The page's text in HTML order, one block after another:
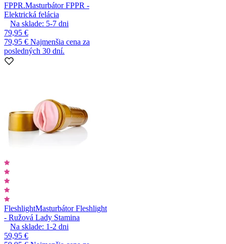
FPPR.Masturbátor FPPR -
Elektrická felácia
Na sklade: 5-7 dni
79,95 €
79,95 € Najmenšia cena za
posledných 30 dní.
FleshlightMasturbátor Fleshlight
- Ružová Lady Stamina
Na sklade: 1-2 dni
59,95 €